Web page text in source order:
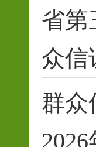
省第
众信
群众
2026